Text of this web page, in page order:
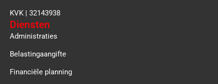
KVK | 32143938
Diensten
Administraties
Belastingaangifte
Financiële planning